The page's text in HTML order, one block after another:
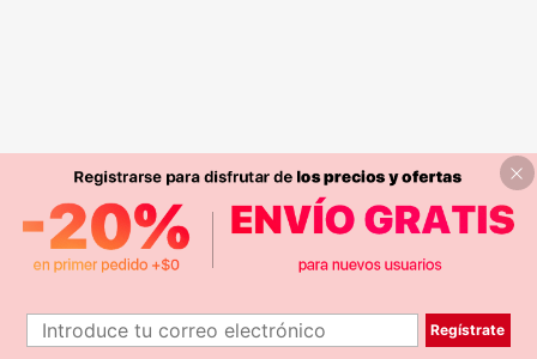
Regístrate